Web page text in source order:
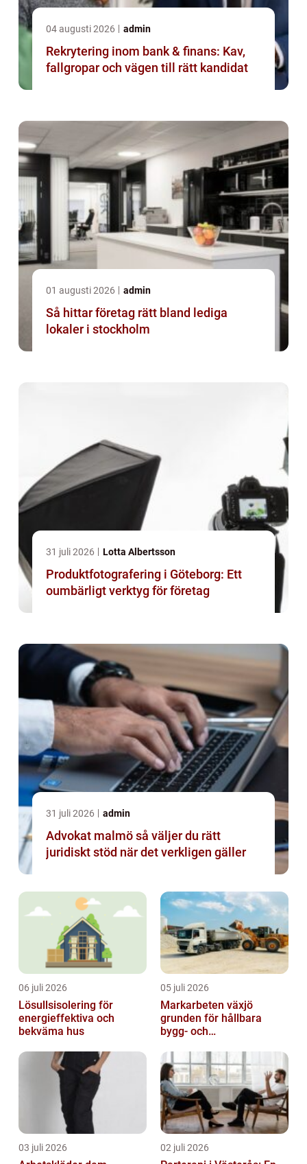
04 augusti 2026 admin
Rekrytering inom bank & finans: Kav,
fallgropar och vägen till rätt kandidat
01 augusti 2026 admin
Så hittar företag rätt bland lediga
lokaler i stockholm
31 juli 2026 Lotta Albertsson
Produktfotografering i Göteborg: Ett
oumbärligt verktyg för företag
31 juli 2026 admin
Advokat malmö så väljer du rätt
juridiskt stöd när det verkligen gäller
06 juli 2026
Lösullsisolering för
energieffektiva och
bekväma hus
05 juli 2026
Markarbeten växjö
grunden för hållbara
bygg- och
03 juli 2026 02 juli 2026